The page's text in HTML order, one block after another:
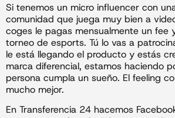
Si tenemos un micro influencer con
comunidad que juega muy bien a
coges le pagas mensualmente un fee
torneo de esports. Tú lo vas a
le está llegando el producto y estás
marca diferencial, estamos haciendo
persona cumpla un sueño. El feeling
mucho mejor.
En Transferencia 24 hacemos